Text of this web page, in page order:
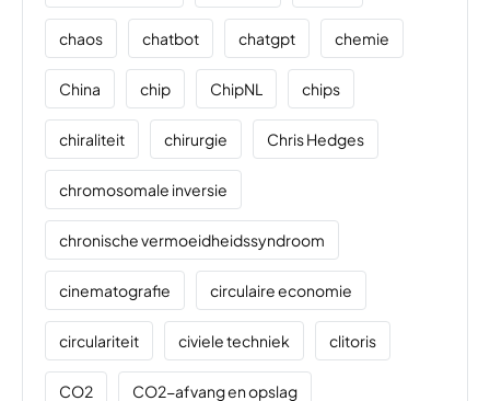
chaos chatbot chatgpt chemie
China chip ChipNL chips
chiraliteit chirurgie Chris Hedges
chromosomale inversie
chronische vermoeidheidssyndroom
cinematografie circulaire economie
circulariteit civiele techniek clitoris
CO2 CO2-afvang en opslag